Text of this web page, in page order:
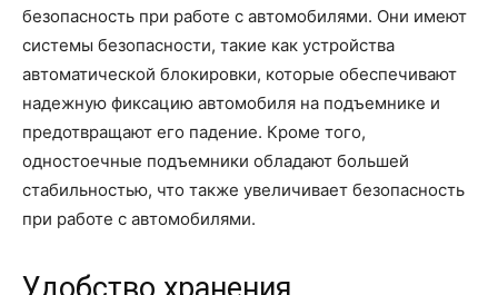
безопасность при работе с автомобилями. Они имеют
системы безопасности, такие как устройства
автоматической блокировки, которые обеспечивают
надежную фиксацию автомобиля на подъемнике и
предотвращают его падение. Кроме того,
одностоечные подъемники обладают большей
стабильностью, что также увеличивает безопасность
при работе с автомобилями.